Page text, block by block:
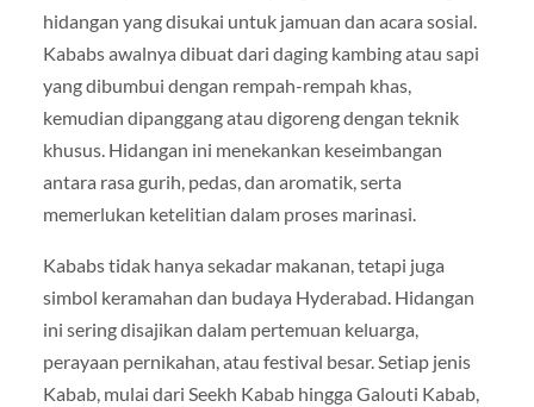
hidangan yang disukai untuk jamuan dan acara sosial.
Kababs awalnya dibuat dari daging kambing atau sapi
yang dibumbui dengan rempah-rempah khas,
kemudian dipanggang atau digoreng dengan teknik
khusus. Hidangan ini menekankan keseimbangan
antara rasa gurih, pedas, dan aromatik, serta
memerlukan ketelitian dalam proses marinasi.
Kababs tidak hanya sekadar makanan, tetapi juga
simbol keramahan dan budaya Hyderabad. Hidangan
ini sering disajikan dalam pertemuan keluarga,
perayaan pernikahan, atau festival besar. Setiap jenis
Kabab, mulai dari Seekh Kabab hingga Galouti Kabab,